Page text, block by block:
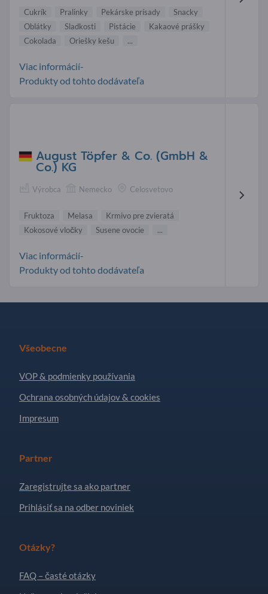
Cukrík Pralinky Pekárske prísady
Snacky
Oblátky
Sladkosti Pistácie
Kakaové prášky
Cokolada
Oriešky kešu ...
Viac informácií-
Produkty od tohto dodávateľa
August Töpfer & Co. (GmbH &
Co.) KG
Výrobca Nemecko Celosvetovo
Fruktoza Melasa
Krmivo pre zvieratá
Kokosové vločky
Susene ovocie ...
Viac informácií-
Produkty od tohto dodávateľa
Všeobecne
VOP & podmienky používania
Ochrana osobných údajov & cookies
Impresum
Partner
Zaregistrujte sa ako partner
Prihlásiť sa na odber noviniek
Otázky?
FAQ – časté otázky